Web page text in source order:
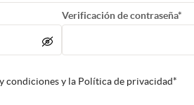
Verificación de contraseña*
condiciones y la Política de privacidad*